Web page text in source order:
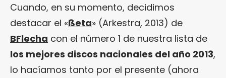
Cuando, en su momento, decidimos
destacar el «ßeta» (Arkestra, 2013) de
BFlecha con el número 1 de nuestra lista de
los mejores discos nacionales del año 2013,
lo hacíamos tanto por el presente (ahora